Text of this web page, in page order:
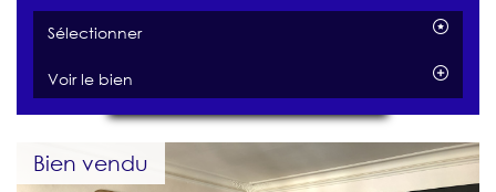
Sélectionner
Voir le bien
Bien vendu